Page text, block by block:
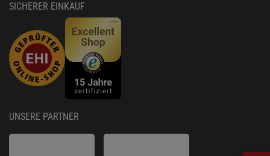
SICHERER EINKAUF
UNSERE PARTNER